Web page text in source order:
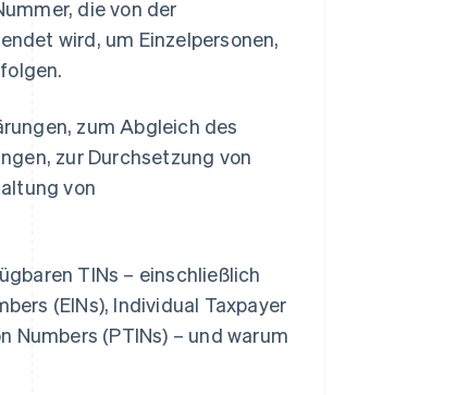
die von der
wird, um Einzelpersonen,
zum Abgleich des
zur Durchsetzung von
von
TINs – einschließlich
(EINs), Individual Taxpayer
Numbers (PTINs) – und warum